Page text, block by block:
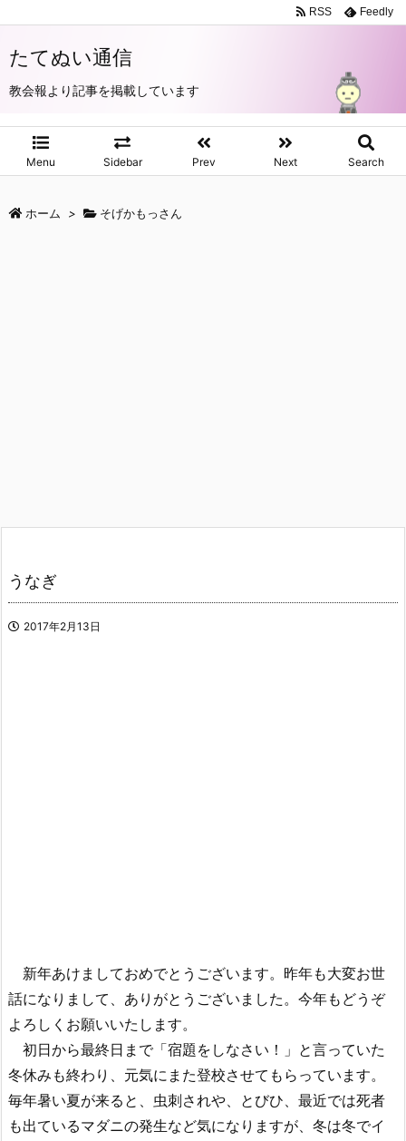
たてぬい通信
教会報より記事を掲載しています
Menu Sidebar Prev Next Search
RSS Feedly
ホーム > そげかもっさん
うなぎ
2017年2月13日
新年あけましておめでとうございます。昨年も大変お世
話になりまして、ありがとうございました。今年もどうぞ
よろしくお願いいたします。
初日から最終日まで「宿題をしなさい！」と言っていた
冬休みも終わり、元気にまた登校させてもらっています。
毎年暑い夏が来ると、虫刺されや、とびひ、最近では死者
も出ているマダニの発生など気になりますが、冬は冬でイ